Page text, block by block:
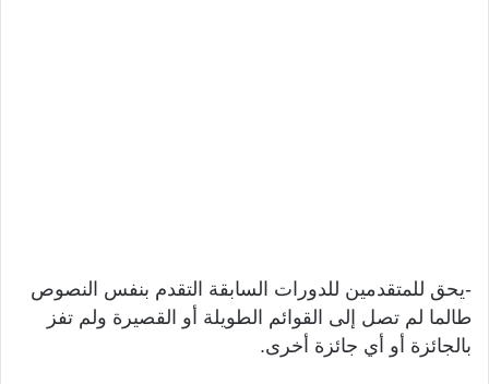
-يحق للمتقدمين للدورات السابقة التقدم بنفس النصوص
طالما لم تصل إلى القوائم الطويلة أو القصيرة ولم تفز
بالجائزة أو أي جائزة أخرى.